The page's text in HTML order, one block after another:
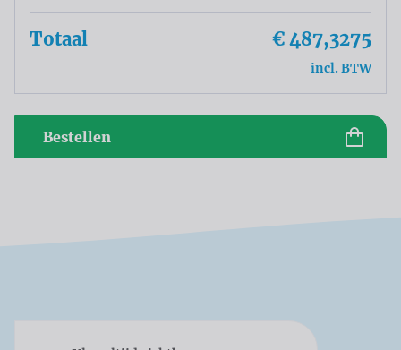
Totaal € 487,3275
incl. BTW
Bestellen